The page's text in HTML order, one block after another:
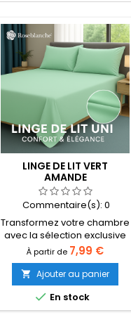
LINGE DE LIT VERT
AMANDE
Commentaire(s): 0
Transformez votre chambre
avec la sélection exclusive
de Roseblanche ! Que votre
lit soit une place, deux
places ou king size, trouvez
le linge de lit parfait alliant
douceur, élégance et
qualité. Des collections
À partir de Prix
7,99 €
 Ajouter au panier
 En stock